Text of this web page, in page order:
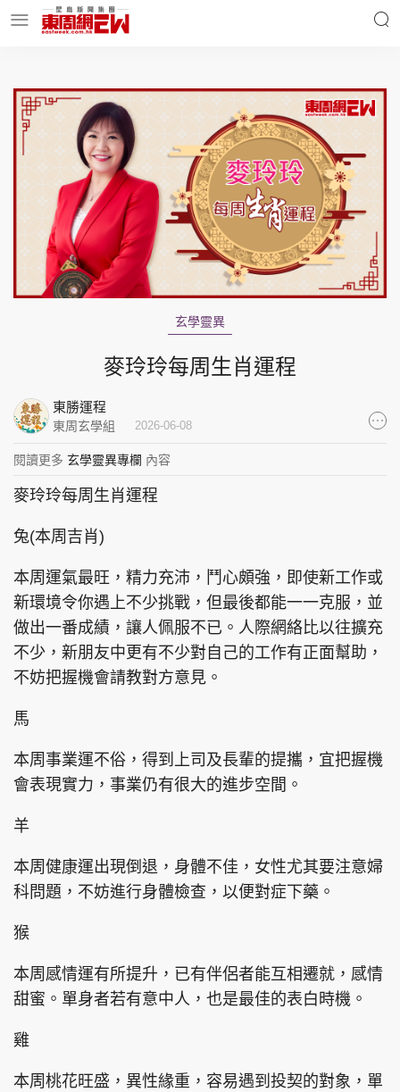
明星名人 時事財經
東周Ladies 優享生活
東周食玩通 會員活動
集團旗下品牌
PCM 電腦廣場 星島頭條 星島日報
親子王 Oh!爸媽 JobMarket
頭條搵工 EDUPLUS
聯絡我們 版權及免責聲明
玄學靈異
麥玲玲每周生肖運程
東勝運程
東周玄學組 2026-06-08
閱讀更多 玄學靈異專欄 內容
麥玲玲每周生肖運程
兔(本周吉肖)
本周運氣最旺，精力充沛，鬥心頗強，即使新工作或
新環境令你遇上不少挑戰，但最後都能一一克服，並
做出一番成績，讓人佩服不已。人際網絡比以往擴充
不少，新朋友中更有不少對自己的工作有正面幫助，
不妨把握機會請教對方意見。
馬
本周事業運不俗，得到上司及長輩的提攜，宜把握機
會表現實力，事業仍有很大的進步空間。
羊
本周健康運出現倒退，身體不佳，女性尤其要注意婦
科問題，不妨進行身體檢查，以便對症下藥。
猴
本周感情運有所提升，已有伴侶者能互相遷就，感情
甜蜜。單身者若有意中人，也是最佳的表白時機。
雞
本周桃花旺盛，異性緣重，容易遇到投契的對象，單